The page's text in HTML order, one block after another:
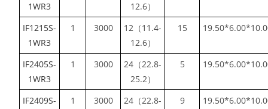
1WR3
12.6）
IF1215S-
1WR3
1 3000
12（11.4-
12.6）
15
IF2405S-
1WR3
1 3000
24（22.8-
25.2）
5
IF2409S-
1 3000
24（22.8-
9